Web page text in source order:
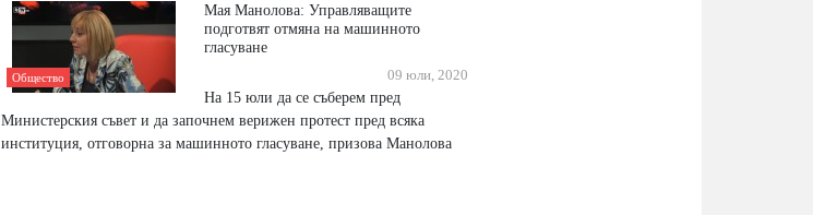
Общество
Мая Манолова: Управляващите
подготвят отмяна на машинното
гласуване
09 юли, 2020
На 15 юли да се съберем пред
Министерския съвет и да започнем верижен протест пред всяка
институция, отговорна за машинното гласуване, призова Манолова